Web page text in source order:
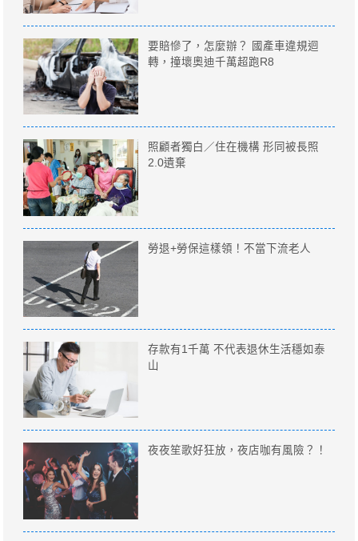
要賠慘了，怎麼辦？ 國產車違規迴
轉，撞壞奧迪千萬超跑R8
照顧者獨白／住在機構 形同被長照
2.0遺棄
勞退+勞保這樣領！不當下流老人
存款有1千萬 不代表退休生活穩如泰
山
夜夜笙歌好狂放，夜店咖有風險？！